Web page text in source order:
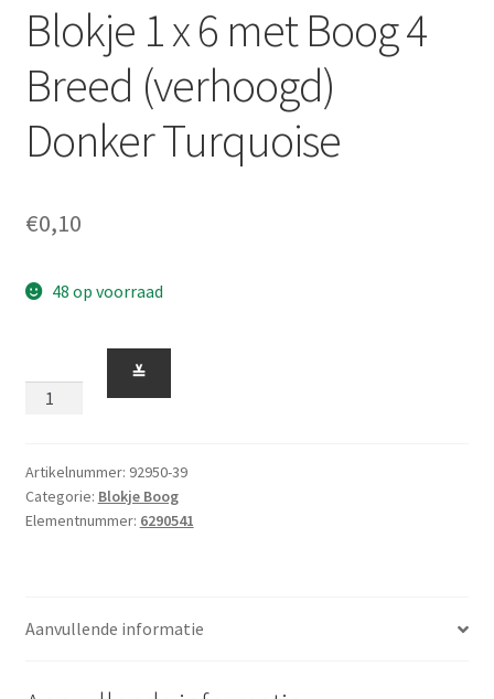
Blokje 1 x 6 met Boog 4
Breed (verhoogd)
Donker Turquoise
€0,10
48 op voorraad
1
met
Boog
4
Turquoise
≚
Artikelnummer: 92950-39
Categorie: Blokje Boog
Elementnummer: 6290541
Aanvullende informatie